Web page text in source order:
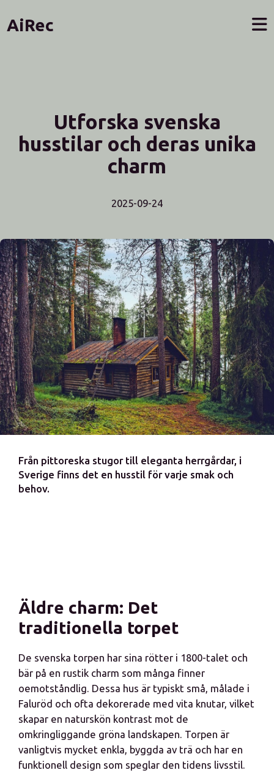
AiRec
Utforska svenska
husstilar och deras unika
charm
2025-09-24
Från pittoreska stugor till eleganta herrgårdar, i
Sverige finns det en husstil för varje smak och
behov.
Äldre charm: Det
traditionella torpet
De svenska torpen har sina rötter i 1800-talet och
bär på en rustik charm som många finner
oemotståndlig. Dessa hus är typiskt små, målade i
Faluröd och ofta dekorerade med vita knutar, vilket
skapar en naturskön kontrast mot de
omkringliggande gröna landskapen. Torpen är
vanligtvis mycket enkla, byggda av trä och har en
funktionell design som speglar den tidens livsstil.